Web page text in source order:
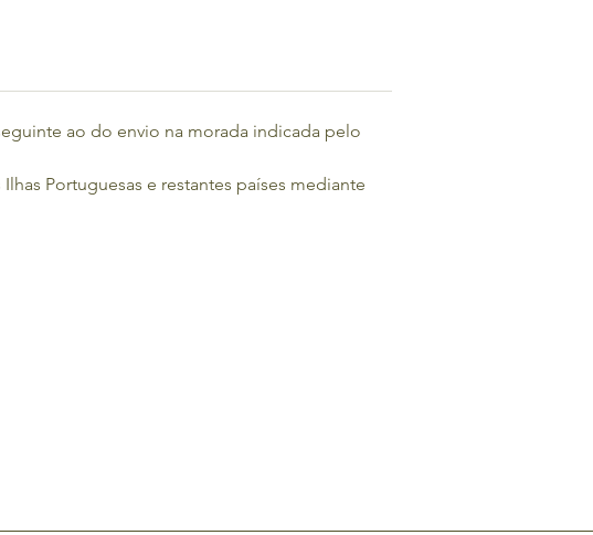
ao do envio na morada indicada pelo
Portuguesas e restantes países mediante